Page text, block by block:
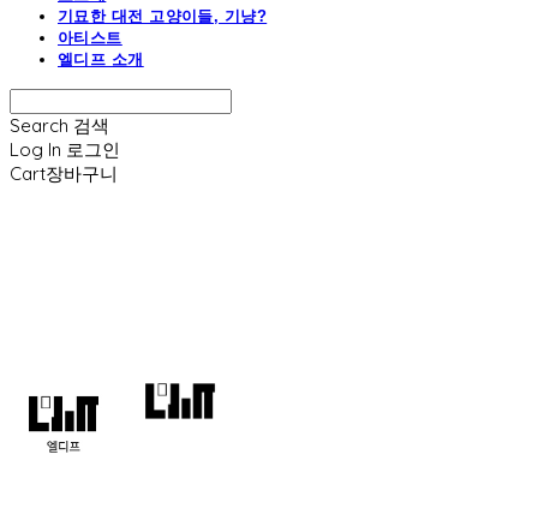
기묘한 대전 고양이들, 기냥?
아티스트
엘디프 소개
Search 검색
Log In 로그인
Cart장바구니